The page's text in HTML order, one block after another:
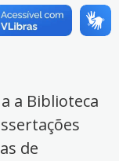
a Biblioteca
de